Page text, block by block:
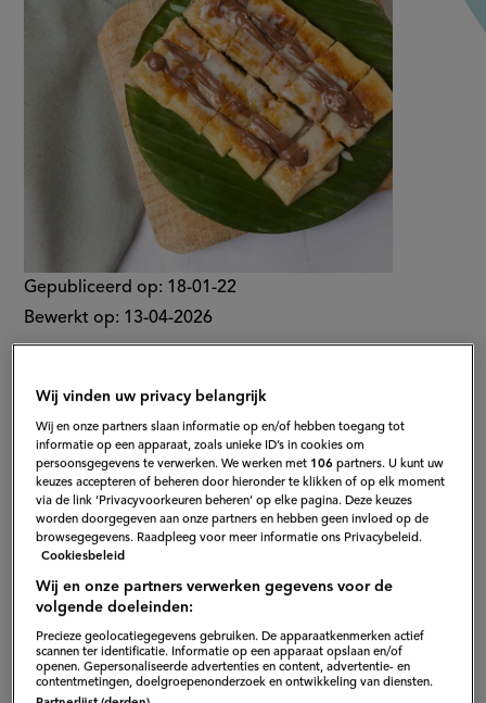
Gepubliceerd op: 18-01-22
Bewerkt op: 13-04-2026
Wij vinden uw privacy belangrijk
Wij en onze partners slaan informatie op en/of hebben toegang tot
informatie op een apparaat, zoals unieke ID’s in cookies om
persoonsgegevens te verwerken. We werken met 106 partners. U kunt uw
keuzes accepteren of beheren door hieronder te klikken of op elk moment
via de link ‘Privacyvoorkeuren beheren’ op elke pagina. Deze keuzes
worden doorgegeven aan onze partners en hebben geen invloed op de
browsegegevens. Raadpleeg voor meer informatie ons Privacybeleid.
Cookiesbeleid
Wij en onze partners verwerken gegevens voor de
volgende doeleinden:
Precieze geolocatiegegevens gebruiken. De apparaatkenmerken actief
scannen ter identificatie. Informatie op een apparaat opslaan en/of
openen. Gepersonaliseerde advertenties en content, advertentie- en
contentmetingen, doelgroepenonderzoek en ontwikkeling van diensten.